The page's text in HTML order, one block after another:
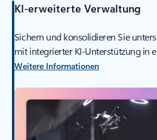
KI-erweiterte Verwaltung
Sichern und konsolidieren Sie
mit integrierter KI-Unterstützung in
Weitere Informationen